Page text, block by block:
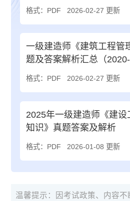
格式：PDF 2026-02-27 更新
一级建造师《建筑工程管
题及答案解析汇总（2020-
格式：PDF 2026-02-27 更新
2025年一级建造师《建设
知识》真题答案及解析
格式：PDF 2026-01-08 更新
温馨提示：因考试政策、内容